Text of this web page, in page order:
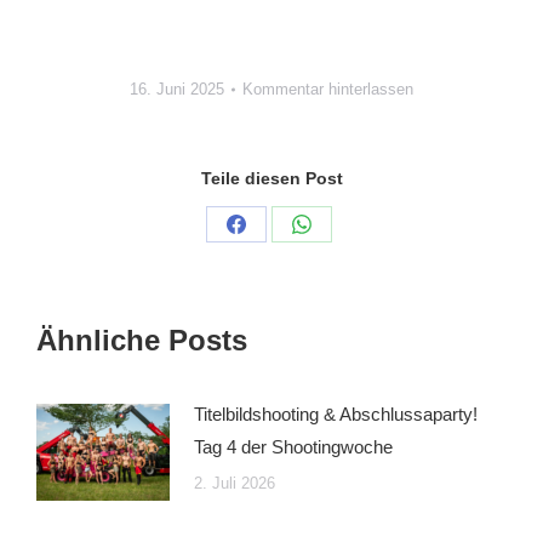
16. Juni 2025 Kommentar hinterlassen
Teile diesen Post
Auf
Auf
Ähnliche Posts
Titelbildshooting & Abschlussaparty!
Tag 4 der Shootingwoche
2. Juli 2026